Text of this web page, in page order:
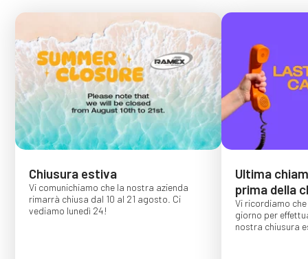
Chiusura estiva
Vi comunichiamo che la nostra azienda
rimarrà chiusa dal 10 al 21 agosto. Ci
vediamo lunedì 24!
Ultima
prima della
Vi ricordiamo
giorno per
nostra chiusura